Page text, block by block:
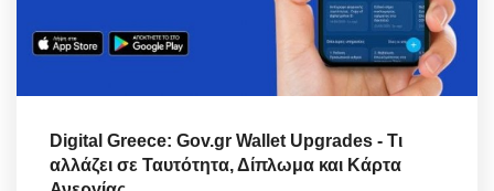
Digital Greece: Gov.gr Wallet Upgrades - Τι
αλλάζει σε Ταυτότητα, Δίπλωμα και Κάρτα